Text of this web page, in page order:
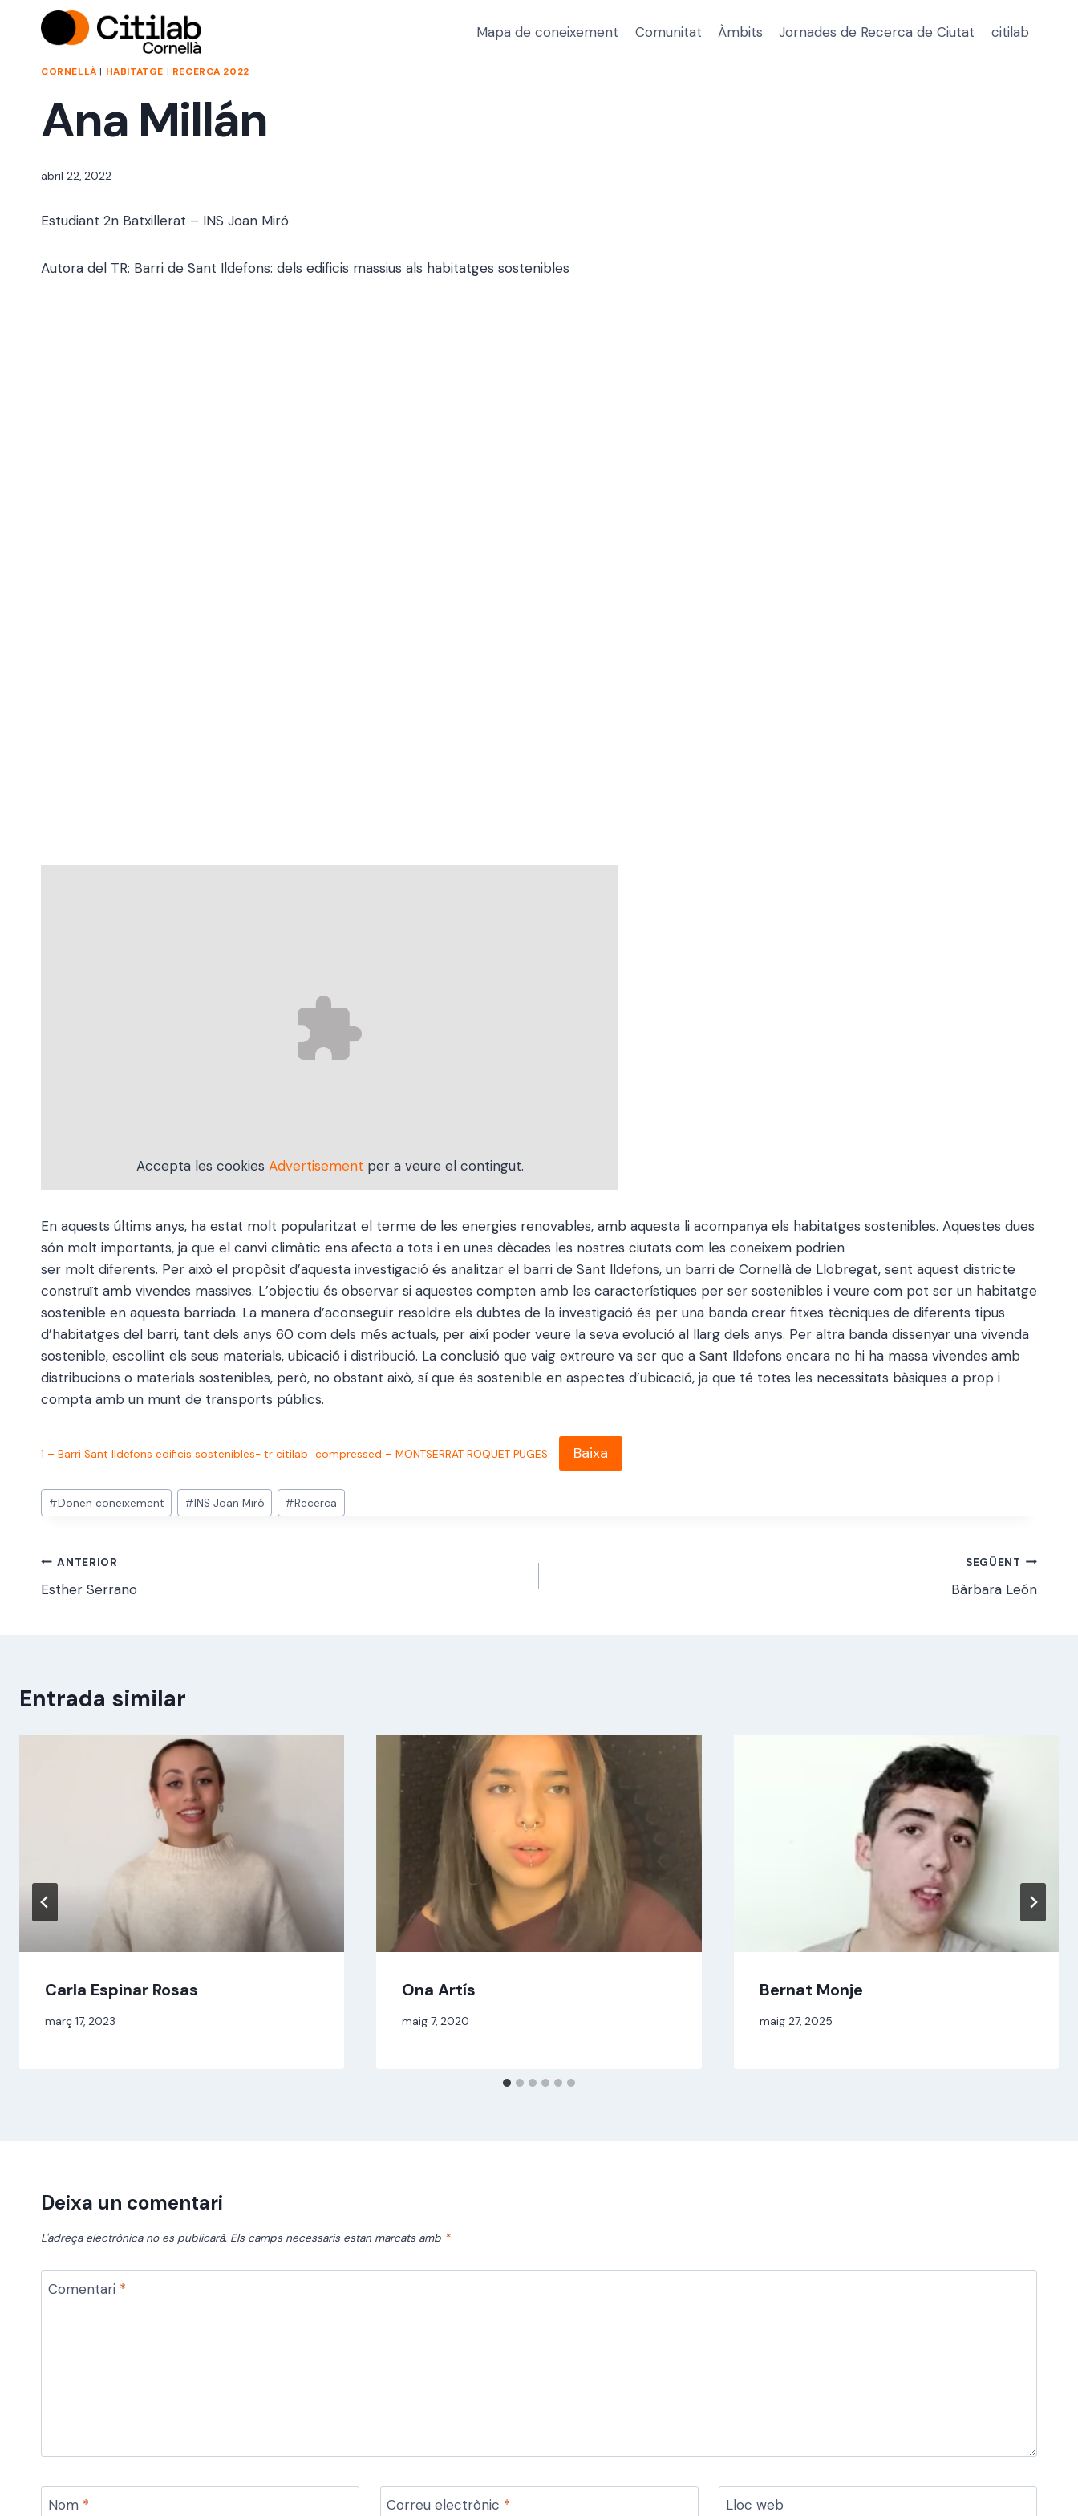
Mapa de coneixement Comunitat Àmbits Jornades de Recerca de Ciutat citilab
CORNELLÀ | HABITATGE | RECERCA 2022
Ana Millán
Per
abril 22, 2022
Estudiant 2n Batxillerat – INS Joan Miró
Autora del TR: Barri de Sant Ildefons: dels edificis massius als habitatges sostenibles
Accepta les cookies Advertisement per a veure el contingut.
En aquests últims anys, ha estat molt popularitzat el terme de les energies renovables, amb aquesta li acompanya els habitatges sostenibles. Aquestes dues
són molt importants, ja que el canvi climàtic ens afecta a tots i en unes dècades les nostres ciutats com les coneixem podrien
ser molt diferents. Per això el propòsit d’aquesta investigació és analitzar el barri de Sant Ildefons, un barri de Cornellà de Llobregat, sent aquest districte
construït amb vivendes massives. L’objectiu és observar si aquestes compten amb les característiques per ser sostenibles i veure com pot ser un habitatge
sostenible en aquesta barriada. La manera d’aconseguir resoldre els dubtes de la investigació és per una banda crear fitxes tècniques de diferents tipus
d’habitatges del barri, tant dels anys 60 com dels més actuals, per així poder veure la seva evolució al llarg dels anys. Per altra banda dissenyar una vivenda
sostenible, escollint els seus materials, ubicació i distribució. La conclusió que vaig extreure va ser que a Sant Ildefons encara no hi ha massa vivendes amb
distribucions o materials sostenibles, però, no obstant això, sí que és sostenible en aspectes d’ubicació, ja que té totes les necessitats bàsiques a prop i
compta amb un munt de transports públics.
1 – Barri Sant Ildefons edificis sostenibles- tr citilab_compressed – MONTSERRAT ROQUET PUGES Baixa
Etiquetes
d'entrada
#Donen coneixement #INS Joan Miró #Recerca
Navegació
d'entrades
ANTERIOR
Esther Serrano
SEGÜENT
Bàrbara León
Entrada similar
Carla Espinar Rosas
Per
març 17, 2023
Ona Artís
Per
maig 7, 2020
Bernat Monje
Per
maig 27, 2025
Deixa un comentari
L'adreça electrònica no es publicarà. Els camps necessaris estan marcats amb *
Comentari *
Nom * Correu electrònic * Lloc web